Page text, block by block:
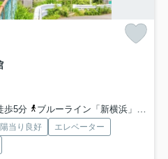
歩5分
ブルーライン「新横浜」駅 バス12分 「菅田町入口」 停歩8分
陽当り良好
エレベーター